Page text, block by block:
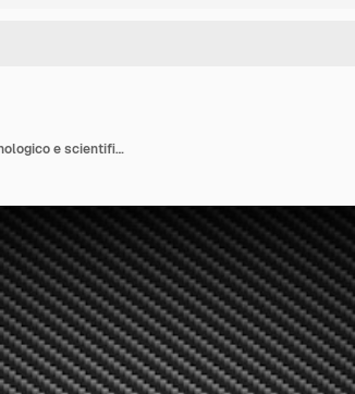
Sfondo a grande schermo in fibra di carbonio. Contesto tecnologico e scientifico.